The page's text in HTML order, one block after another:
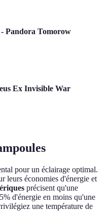
Pandora Tomorow
Ex Invisible War
pour un éclairage optimal.
leurs économies d'énergie et
précisent qu'une
d'énergie en moins qu'une
une température de